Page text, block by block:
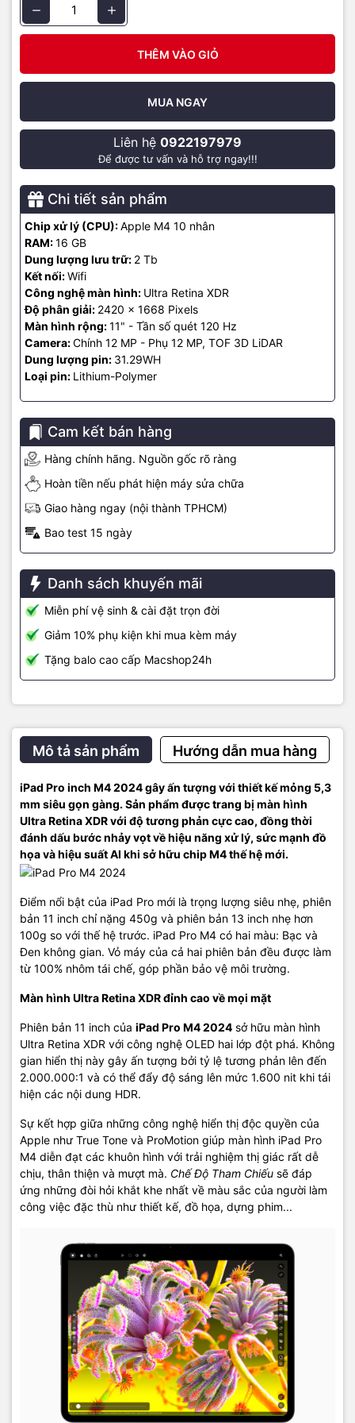
THÊM VÀO GIỎ
MUA NGAY
Liên hệ 0922197979
Để được tư vấn và hỗ trợ ngay!!!
Chi tiết sản phẩm
Chip xử lý (CPU):Apple M4 10 nhân
RAM:16 GB
Dung lượng lưu trữ: 2 Tb
Kết nối:Wifi
Công nghệ màn hình: Ultra Retina XDR
Độ phân giải: 2420 x 1668 Pixels
Màn hình rộng:11" - Tần số quét 120 Hz
Camera:Chính 12 MP - Phụ 12 MP, TOF 3D LiDAR
Dung lượng pin: 31.29WH
Loại pin: Lithium-Polymer
Cam kết bán hàng
Hàng chính hãng. Nguồn gốc rõ ràng
Hoàn tiền nếu phát hiện máy sửa chữa
Giao hàng ngay (nội thành TPHCM)
Bao test 15 ngày
Danh sách khuyến mãi
Miễn phí vệ sinh & cài đặt trọn đời
Giảm 10% phụ kiện khi mua kèm máy
Tặng balo cao cấp Macshop24h
Mô tả sản phẩm Hướng dẫn mua hàng
iPad Pro inch M4 2024 gây ấn tượng với thiết kế mỏng 5,3
mm siêu gọn gàng. Sản phẩm được trang bị màn hình
Ultra Retina XDR với độ tương phản cực cao, đồng thời
đánh dấu bước nhảy vọt về hiệu năng xử lý, sức mạnh đồ
họa và hiệu suất AI khi sở hữu chip M4 thế hệ mới.
Điểm nổi bật của iPad Pro mới là trọng lượng siêu nhẹ, phiên
bản 11 inch chỉ nặng 450g và phiên bản 13 inch nhẹ hơn
100g so với thế hệ trước. iPad Pro M4 có hai màu: Bạc và
Đen không gian. Vỏ máy của cả hai phiên bản đều được làm
từ 100% nhôm tái chế, góp phần bảo vệ môi trường.
Màn hình Ultra Retina XDR đỉnh cao về mọi mặt
Phiên bản 11 inch của iPad Pro M4 2024 sở hữu màn hình
Ultra Retina XDR với công nghệ OLED hai lớp đột phá. Không
gian hiển thị này gây ấn tượng bởi tỷ lệ tương phản lên đến
2.000.000:1 và có thể đẩy độ sáng lên mức 1.600 nit khi tái
hiện các nội dung HDR.
Sự kết hợp giữa những công nghệ hiển thị độc quyền của
Apple như True Tone và ProMotion giúp màn hình iPad Pro
M4 diễn đạt các khuôn hình với trải nghiệm thị giác rất dễ
chịu, thân thiện và mượt mà. Chế Độ Tham Chiếu sẽ đáp
ứng những đòi hỏi khắt khe nhất về màu sắc của người làm
công việc đặc thù như thiết kế, đồ họa, dựng phim...
từ các dịch vụ phát trực tuyến.
Camera iPad Pro M4
iPad Pro M4 mới được trang bị hệ thống camera tân tiến, 4 micrô
chuẩn phòng thu. Camera sau 12MP chụp ảnh HDR thông minh
sống động, quay video sắc nét với độ chi tiết cao ngay cả trong
điều kiện thiếu sáng. Đèn flash True Tone thích ứng. Công nghệ AI
thông minh, tự động nhận diện tài liệu trong ứng dụng Camera, loại
bỏ bóng tối và ghép ảnh để tạo ra bản scan sắc nét nhất.
Kết nối trên iPad Pro M4
iPad Pro M4 được trang bị cổng USB-C Thunderbolt 3 và USB 4,
cho phép kết nối dây tốc độ cao lên đến 40Gb/s. Hỗ trợ Wi-Fi 6E.
nổi bật là iPad Pro Cellular mới được tích hợp eSIM, giải pháp thay
thế an toàn hơn cho SIM vật lý, giúp người dùng dễ dàng kết nối,
chuyển đổi giữa các gói thuê bao hiện có và lưu trữ nhiều gói di
động trên cùng một thiết bị. Bạn có thể thoải mái đăng ký gói dữ
liệu di động ngay trên iPad Pro mới tại hơn 190 quốc gia và khu
vực trên toàn thế giới mà không cần mua SIM vật lý từ nhà mạng
địa phương.